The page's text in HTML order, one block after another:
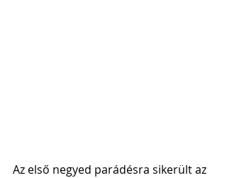
Az első negyed parádésra sikerült az